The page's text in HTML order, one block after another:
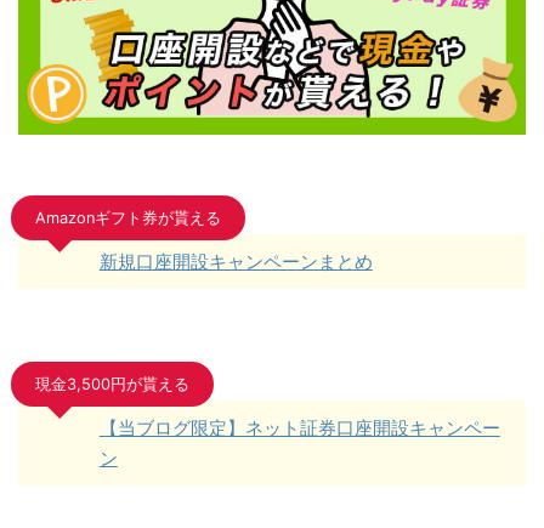
Amazonギフト券が貰える
新規口座開設キャンペーンまとめ
現金3,500円が貰える
【当ブログ限定】ネット証券口座開設キャンペー
ン